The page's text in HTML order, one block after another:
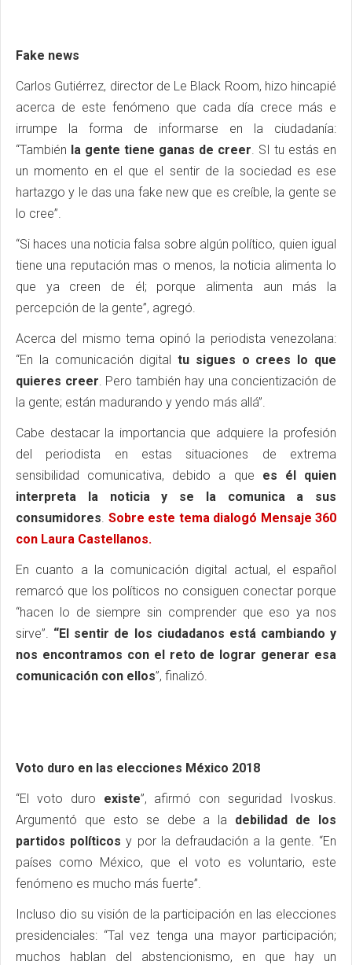
Fake news
Carlos Gutiérrez, director de Le Black Room, hizo hincapié
acerca de este fenómeno que cada día crece más e
irrumpe la forma de informarse en la ciudadanía:
“También la gente tiene ganas de creer. SI tu estás en
un momento en el que el sentir de la sociedad es ese
hartazgo y le das una fake new que es creíble, la gente se
lo cree”.
“Si haces una noticia falsa sobre algún político, quien igual
tiene una reputación mas o menos, la noticia alimenta lo
que ya creen de él; porque alimenta aun más la
percepción de la gente”, agregó.
Acerca del mismo tema opinó la periodista venezolana:
“En la comunicación digitaltu sigues o crees lo que
quieres creer. Pero también hay una concientización de
la gente; están madurando y yendo más allá”.
Cabe destacar la importancia que adquiere la profesión
del periodista en estas situaciones de extrema
sensibilidad comunicativa, debido a que es él quien
interpreta la noticia y se la comunica a sus
consumidores. Sobre este tema dialogó Mensaje 360
con Laura Castellanos.
En cuanto a la comunicación digital actual, el español
remarcó que los políticos no consiguen conectar porque
“hacen lo de siempre sin comprender que eso ya nos
sirve”. “El sentir de los ciudadanos está cambiando y
nos encontramos con el reto de lograr generar esa
comunicación con ellos”, finalizó.
Voto duro en las elecciones México 2018
“El voto duro existe”, afirmó con seguridad Ivoskus.
Argumentó que esto se debe a la debilidad de los
partidos políticos y por la defraudación a la gente. “En
países como México, que el voto es voluntario, este
fenómeno es mucho más fuerte”.
Incluso dio su visión de la participación en las elecciones
presidenciales: “Tal vez tenga una mayor participación;
muchos hablan del abstencionismo, en que hay un